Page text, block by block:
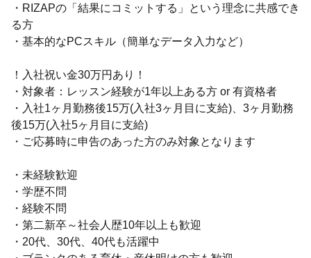
・RIZAPの「結果にコミットする」という理念に共感でき
る方
・基本的なPCスキル（簡単なデータ入力など）
！入社祝い金30万円あり！
・対象者：レッスン経験が1年以上ある方 or 有資格者
・入社1ヶ月勤務後15万(入社3ヶ月目に支給)、3ヶ月勤務
後15万(入社5ヶ月目に支給)
・ご応募時に申告のあった方のみ対象となります
・未経験歓迎
・学歴不問
・経験不問
・第二新卒～社会人歴10年以上も歓迎
・20代、30代、40代も活躍中